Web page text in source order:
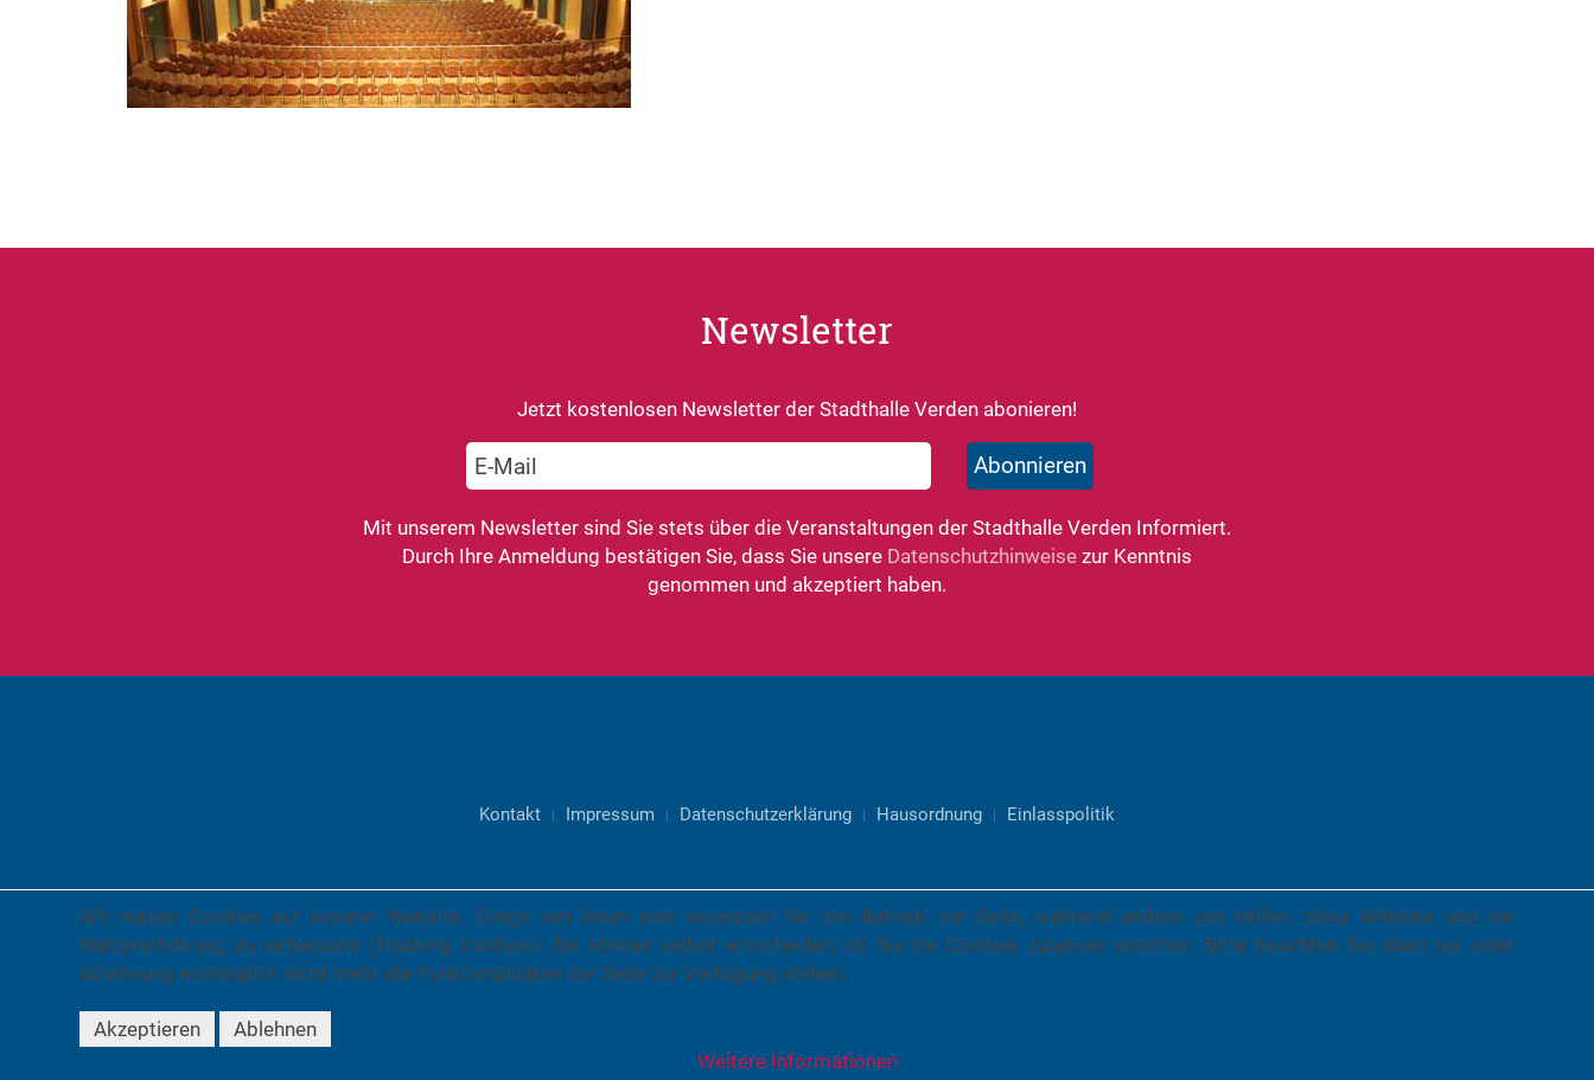
Newsletter
Jetzt kostenlosen Newsletter der Stadthalle Verden abonieren!
Mit unserem Newsletter sind Sie stets über die Veranstaltungen der Stadthalle Verden Informiert.
Durch Ihre Anmeldung bestätigen Sie, dass Sie unsere Datenschutzhinweisezur Kenntnis
genommen und akzeptiert haben.
Kontakt Impressum Datenschutzerklärung Hausordnung Einlasspolitik
Wir nutzen Cookies auf unserer Website. Einige von ihnen sind essenziell für den Betrieb der Seite, während andere uns helfen, diese Website und die
Nutzererfahrung zu verbessern (Tracking Cookies). Sie können selbst entscheiden, ob Sie die Cookies zulassen möchten. Bitte beachten Sie, dass bei einer
Ablehnung womöglich nicht mehr alle Funktionalitäten der Seite zur Verfügung stehen.
Akzeptieren
Ablehnen
Weitere Informationen